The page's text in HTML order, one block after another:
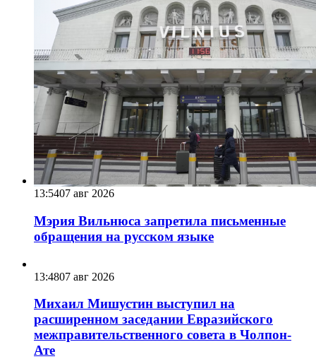
13:5407 авг 2026
Мэрия Вильнюса запретила письменные
обращения на русском языке
13:4807 авг 2026
Михаил Мишустин выступил на
расширенном заседании Евразийского
межправительственного совета в Чолпон-
Ате